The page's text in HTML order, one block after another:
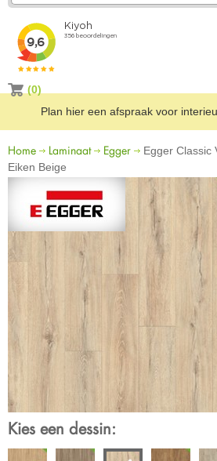
(0)
Plan hier een afspraak voor
Home Laminaat Egger
Egger Classic
Eiken Beige
Kies een dessin: